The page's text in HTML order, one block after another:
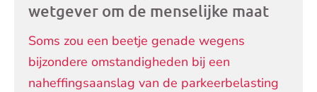
wetgever om de menselijke maat
Soms zou een beetje genade wegens
bijzondere omstandigheden bij een
naheffingsaanslag van de parkeerbelasting